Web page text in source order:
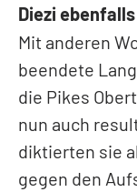
Diezi
Mit anderen
beendete
die Pikes
nun auch
diktierten sie
gegen den